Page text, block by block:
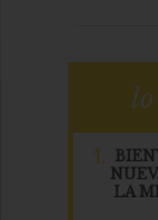
1.
LA